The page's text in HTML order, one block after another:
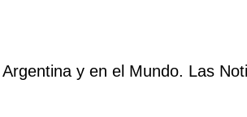
y en el Mundo. Las